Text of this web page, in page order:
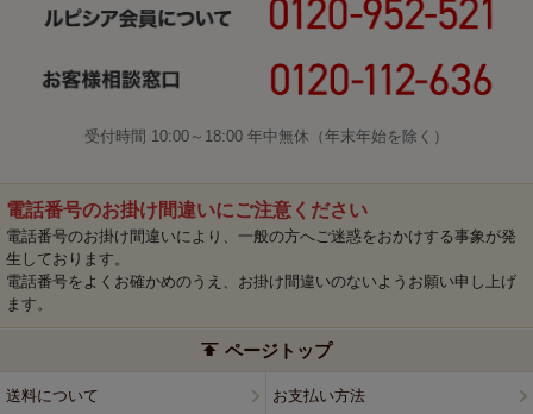
受付時間 10:00～18:00 年中無休（年末年始を除く）
電話番号のお掛け間違いにご注意ください
電話番号のお掛け間違いにより、一般の方へご迷惑をおかけする事象が発
生しております。
電話番号をよくお確かめのうえ、お掛け間違いのないようお願い申し上げ
ます。
ページトップ
送料について お支払い方法